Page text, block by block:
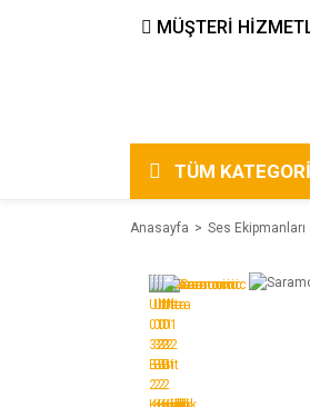
MÜŞTERİ
TÜM
Anasayfa Ses Ekipmanları